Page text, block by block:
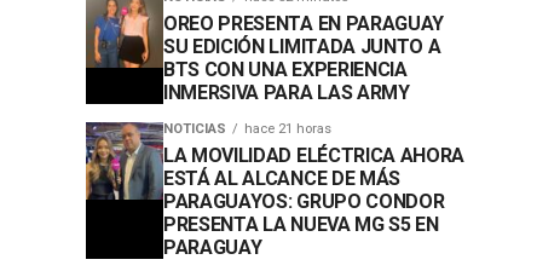
OREO PRESENTA EN PARAGUAY
SU EDICIÓN LIMITADA JUNTO A
BTS CON UNA EXPERIENCIA
INMERSIVA PARA LAS ARMY
NOTICIAS hace 21 horas
LA MOVILIDAD ELÉCTRICA AHORA
ESTÁ AL ALCANCE DE MÁS
PARAGUAYOS: GRUPO CONDOR
PRESENTA LA NUEVA MG S5 EN
PARAGUAY